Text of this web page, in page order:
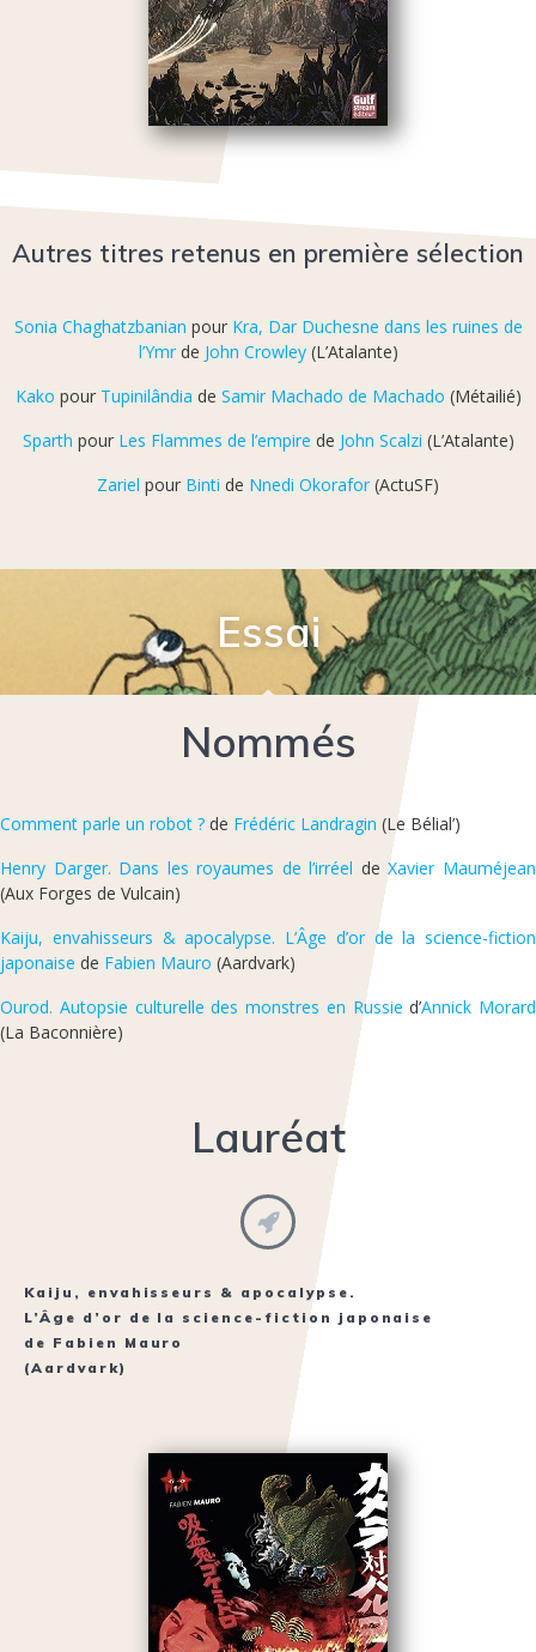
Autres titres retenus en première sélection
Sonia Chaghatzbanian pour Kra, Dar Duchesne dans les ruines de
l’Ymrde John Crowley(L’Atalante)
Kako pour Tupinilândia de Samir Machado de Machado (Métailié)
Sparth pour Les Flammes de l’empire de John Scalzi (L’Atalante)
Zariel pour Binti de Nnedi Okorafor (ActuSF)
Essai
Nommés
Comment parle un robot ? de Frédéric Landragin (Le Bélial’)
Henry Darger. Dans les royaumes de l’irréel deXavier Mauméjean
(Aux Forges de Vulcain)
Kaiju, envahisseurs & apocalypse. L’Âge d’or de la science-fiction
japonaise de Fabien Mauro (Aardvark)
Ourod. Autopsie culturelle des monstres en Russie d’Annick Morard
(La Baconnière)
Lauréat
Kaiju, envahisseurs & apocalypse.
L’Âge d’or de la science-fiction japonaise
de Fabien Mauro
(Aardvark)